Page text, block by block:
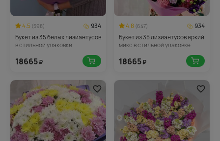
4.5 (598)
934
Букет из 35 белых лизиантусов
в стильной упаковке
18665₽
4.8 (647)
934
Букет из 35 лизиантусов яркий
микс в стильной упаковке
18665₽